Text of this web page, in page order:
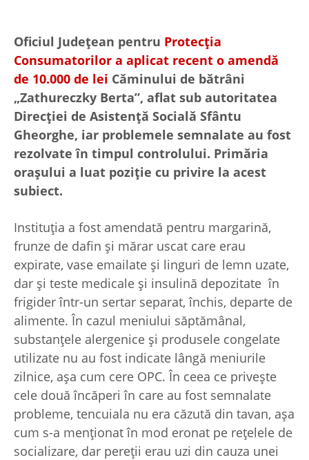
Oficiul Judeţean pentru Protecția
Consumatorilor a aplicat recent o amendă
de 10.000 de lei Căminului de bătrâni
„Zathureczky Berta”, aflat sub autoritatea
Direcției de Asistenţă Socială Sfântu
Gheorghe, iar problemele semnalate au fost
rezolvate în timpul controlului. Primăria
oraşului a luat poziție cu privire la acest
subiect.
Instituția a fost amendată pentru margarină,
frunze de dafin şi mărar uscat care erau
expirate, vase emailate şi linguri de lemn uzate,
dar și teste medicale și insulină depozitate în
frigider într-un sertar separat, închis, departe de
alimente. În cazul meniului săptămânal,
substanțele alergenice și produsele congelate
utilizate nu au fost indicate lângă meniurile
zilnice, așa cum cere OPC. În ceea ce privește
cele două încăperi în care au fost semnalate
probleme, tencuiala nu era căzută din tavan, așa
cum s-a menţionat în mod eronat pe rețelele de
socializare, dar pereții erau uzi din cauza unei